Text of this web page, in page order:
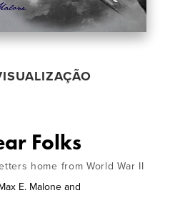
Folks
home from World War II
E. Malone and